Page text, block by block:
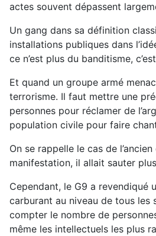
actes souvent dépassent
Un gang dans sa définition
installations publiques dans
ce n’est plus du banditisme,
Et quand un groupe armé
terrorisme. Il faut mettre une
personnes pour réclamer de
population civile pour faire
On se rappelle le cas de
manifestation, il allait sauter
Cependant, le G9 a revendiqué
carburant au niveau de tous les
compter le nombre de
même les intellectuels les plus